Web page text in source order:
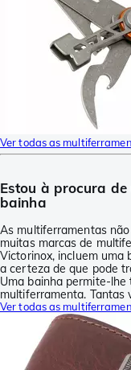
Ver todas as
Estou à procura
bainha
As multiferramentas
muitas marcas de
Victorinox, incluem uma
a certeza de que pode
Uma bainha permite-
multiferramenta. Tantas
Ver todas as